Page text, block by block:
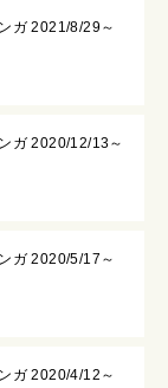
ガ 2021/8/29～
ガ 2020/12/13～
ガ 2020/5/17～
ガ 2020/4/12～